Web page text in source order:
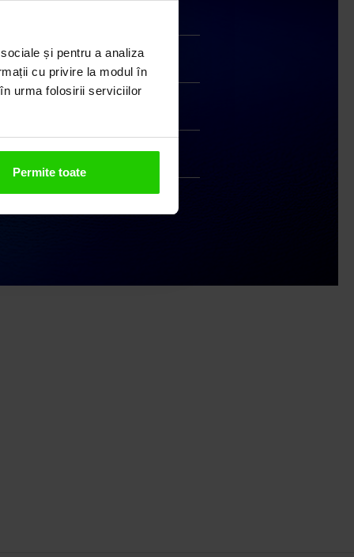
și pentru a analiza
cu privire la modul în
urma folosirii serviciilor
Permite toate
în 24 - 48h